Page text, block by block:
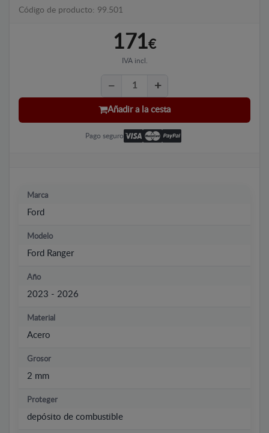
Código de producto: 99.501
171€
IVA incl.
Añadir a la cesta
Pago seguro
Marca
Ford
Modelo
Ford Ranger
Año
2023 - 2026
Material
Acero
Grosor
2 mm
Proteger
depósito de combustible